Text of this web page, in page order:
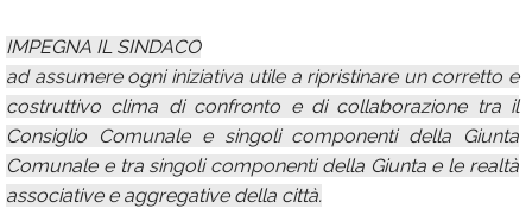
IMPEGNA IL SINDACO
ad assumere ogni iniziativa utile a ripristinare un corretto e
costruttivo clima di confronto e di collaborazione tra il
Consiglio Comunale e singoli componenti della Giunta
Comunale e tra singoli componenti della Giunta e le realtà
associative e aggregative della città.